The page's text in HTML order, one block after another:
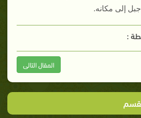
إلى مكانه.
:
المقال التالى